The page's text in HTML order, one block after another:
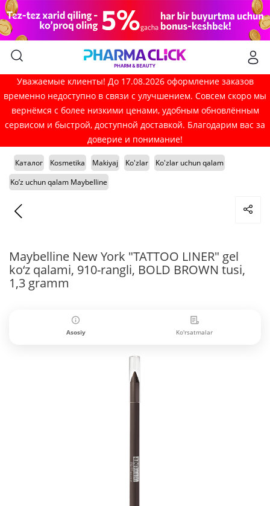
Уважаемые клиенты! До 17.08.2026 оформление заказов
временно недоступно в связи с улучшением. Совсем скоро мы
вернёмся с более низкими ценами, удобным обновлённым
сервисом и быстрой, доступной доставкой. Благодарим вас за
доверие и понимание!
Каталог Kosmetika Makiyaj Ko'zlar
Ko'zlar uchun qalam
Ko’z uchun qalam Maybelline
Maybelline New York "TATTOO LINER" gel
ko‘z qalami, 910-rangli, BOLD BROWN tusi,
1,3 gramm
Asosiy Ko'rsatmalar